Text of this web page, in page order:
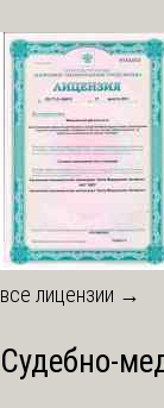
все лицензии →
Судебно-